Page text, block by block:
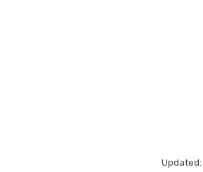
Updated: